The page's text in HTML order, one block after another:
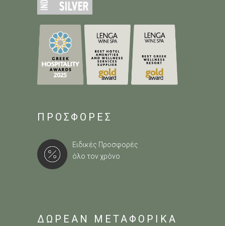
ΠΡΟΣΦΟΡΕΣ
Ειδικές Προσφορές
όλο τον χρόνο
ΔΩΡΕΑΝ ΜΕΤΑΦΟΡΙΚΑ